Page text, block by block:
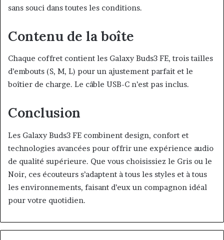
sans souci dans toutes les conditions.
Contenu de la boîte
Chaque coffret contient les Galaxy Buds3 FE, trois tailles
d’embouts (S, M, L) pour un ajustement parfait et le
boîtier de charge. Le câble USB-C n’est pas inclus.
Conclusion
Les Galaxy Buds3 FE combinent design, confort et
technologies avancées pour offrir une expérience audio
de qualité supérieure. Que vous choisissiez le Gris ou le
Noir, ces écouteurs s’adaptent à tous les styles et à tous
les environnements, faisant d’eux un compagnon idéal
pour votre quotidien.